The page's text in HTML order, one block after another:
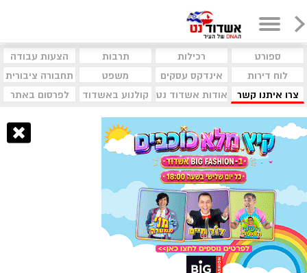
ספורט רכילות תרבות
הצעות עבודה
לוח דירות
אינדקס עסקים משפט
תחבורה ציבורית
צרו איתנו קשר
אודות אשדוד נט קולנוע באשדוד לפרסום באתר